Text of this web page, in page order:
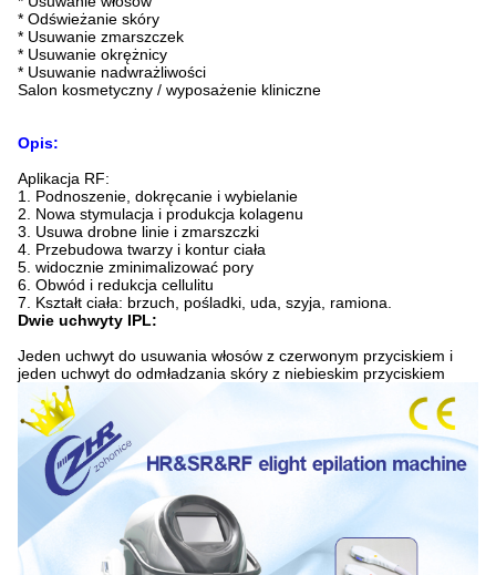
* Odświeżanie skóry
* Usuwanie zmarszczek
* Usuwanie okrężnicy
* Usuwanie nadwrażliwości
Salon kosmetyczny / wyposażenie kliniczne
Opis:
Aplikacja RF:
1. Podnoszenie, dokręcanie i wybielanie
2. Nowa stymulacja i produkcja kolagenu
3. Usuwa drobne linie i zmarszczki
4. Przebudowa twarzy i kontur ciała
5. widocznie zminimalizować pory
6. Obwód i redukcja cellulitu
7. Kształt ciała: brzuch, pośladki, uda, szyja, ramiona.
Dwie uchwyty IPL:
Jeden uchwyt do usuwania włosów z czerwonym przyciskiem i
jeden uchwyt do odmładzania skóry z niebieskim przyciskiem